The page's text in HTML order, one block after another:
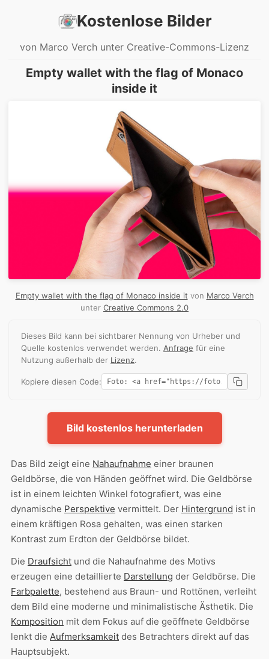
Kostenlose Bilder
von Marco Verch unter Creative-Commons-Lizenz
Empty wallet with the flag of Monaco
inside it
Empty wallet with the flag of Monaco inside it von Marco Verch
unter Creative Commons 2.0
Dieses Bild kann bei sichtbarer Nennung von Urheber und
Quelle kostenlos verwendet werden. Anfrage für eine
Nutzung außerhalb der Lizenz.
Kopiere diesen Code:
Bild kostenlos herunterladen
Das Bild zeigt eine Nahaufnahme einer braunen
Geldbörse, die von Händen geöffnet wird. Die Geldbörse
ist in einem leichten Winkel fotografiert, was eine
dynamische Perspektive vermittelt. Der Hintergrund ist in
einem kräftigen Rosa gehalten, was einen starken
Kontrast zum Erdton der Geldbörse bildet.
Die Draufsicht und die Nahaufnahme des Motivs
erzeugen eine detaillierte Darstellung der Geldbörse. Die
Farbpalette, bestehend aus Braun- und Rottönen, verleiht
dem Bild eine moderne und minimalistische Ästhetik. Die
Komposition mit dem Fokus auf die geöffnete Geldbörse
lenkt die Aufmerksamkeit des Betrachters direkt auf das
Hauptsubjekt.